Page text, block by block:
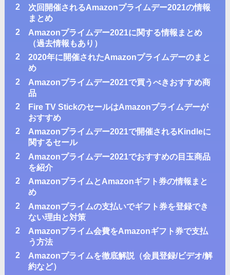
2
次回開催されるAmazonプライムデー2021の情報
まとめ
2
Amazonプライムデー2021に関する情報まとめ
（過去情報もあり）
2
2020年に開催されたAmazonプライムデーのまと
め
2
Amazonプライムデー2021で買うべきおすすめ商
品
2
Fire TV StickのセールはAmazonプライムデーが
おすすめ
2
Amazonプライムデー2021で開催されるKindleに
関するセール
2
Amazonプライムデー2021でおすすめの目玉商品
を紹介
2
AmazonプライムとAmazonギフト券の情報まと
め
2
Amazonプライムの支払いでギフト券を登録でき
ない理由と対策
2
Amazonプライム会費をAmazonギフト券で支払
う方法
2
Amazonプライムを徹底解説（会員登録/ビデオ/解
約など）